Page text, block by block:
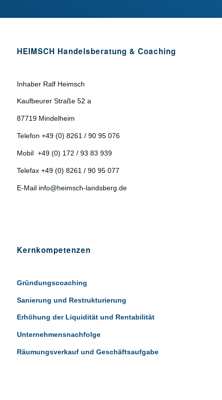
HEIMSCH Handelsberatung & Coaching
Inhaber Ralf Heimsch
Kaufbeurer Straße 52 a
87719 Mindelheim
Telefon +49 (0) 8261 / 90 95 076
Mobil +49 (0) 172 / 93 83 939
Telefax +49 (0) 8261 / 90 95 077
E-Mail info@heimsch-landsberg.de
Kernkompetenzen
Gründungscoaching
Sanierung und Restrukturierung
Erhöhung der Liquidität und Rentabilität
Unternehmensnachfolge
Räumungsverkauf und Geschäftsaufgabe